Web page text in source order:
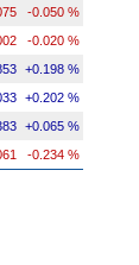
-0.050 %
-0.020 %
+0.198 %
+0.202 %
+0.065 %
-0.234 %